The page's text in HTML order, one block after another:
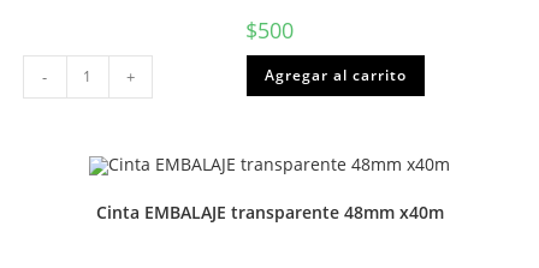
$500
Lapiz
pasta
AZUL
BIC
cantidad
- + Agregar al carrito
Cinta EMBALAJE transparente 48mm x40m